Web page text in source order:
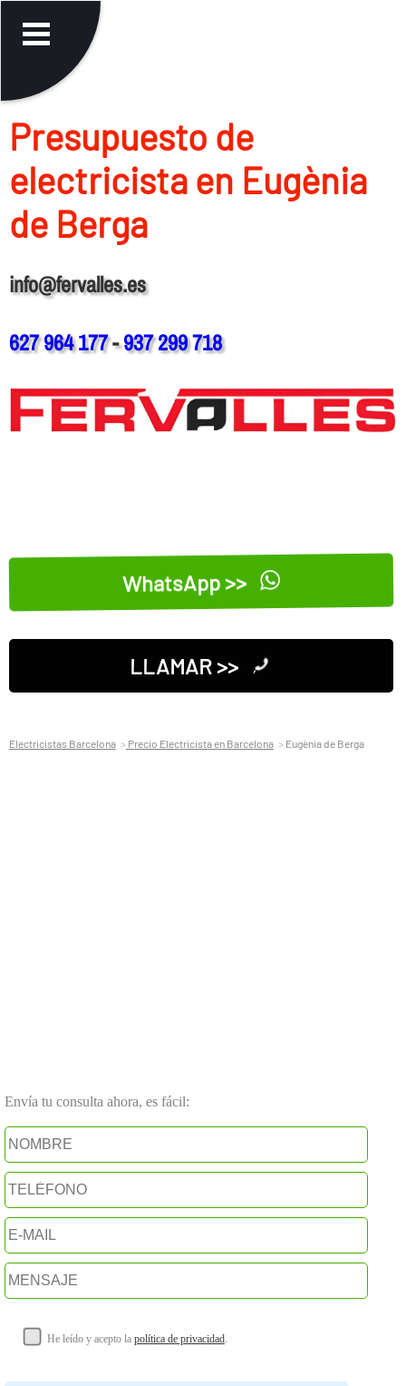
Presupuesto de
electricista en Eugènia
de Berga
info@fervalles.es
627 964 177-937 299 718
WhatsApp >>
LLAMAR >>
Electricistas Barcelona Precio Electricista en Barcelona Eugènia de Berga
Envía tu consulta ahora, es fácil:
He leído y acepto la política de privacidad.